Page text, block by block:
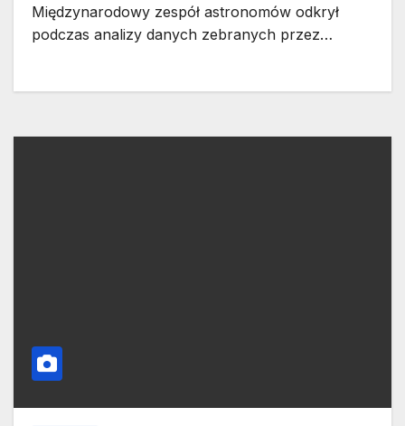
Międzynarodowy zespół astronomów odkrył
podczas analizy danych zebranych przez…